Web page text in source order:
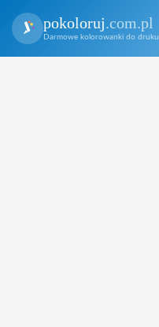
pokoloruj.com.pl
Darmowe kolorowanki do druku